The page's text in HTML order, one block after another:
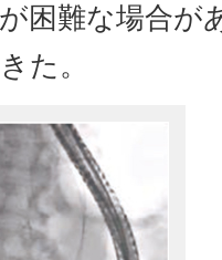
困難な場合が
た。